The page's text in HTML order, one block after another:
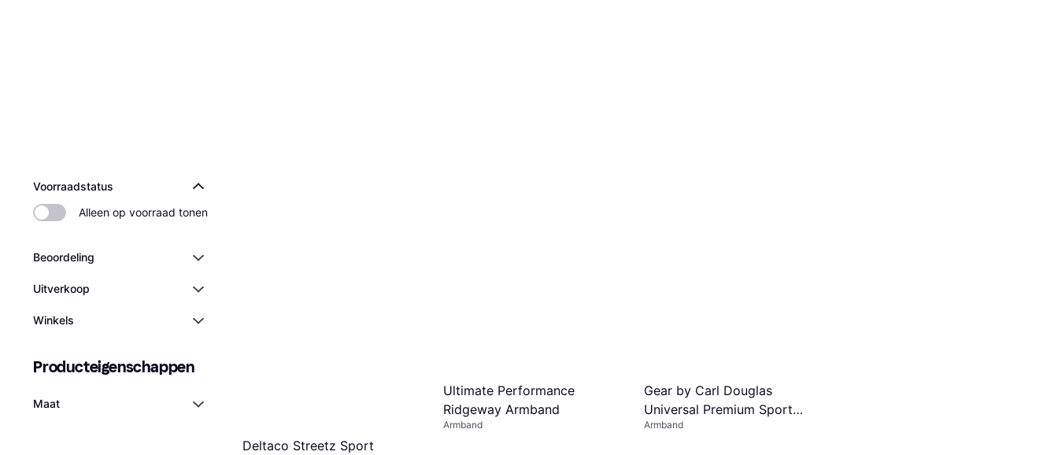
Voorraadstatus
Alleen op voorraad tonen
Beoordeling
Uitverkoop
Winkels
Producteigenschappen
Maat
Deltaco Streetz Sport
Ultimate Performance
Ridgeway Armband
Armband
Gear by Carl Douglas
Universal Premium Sport
ArmBand Large 5.8"
Armband